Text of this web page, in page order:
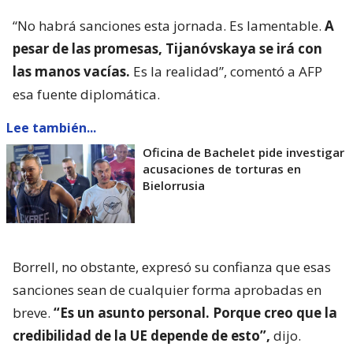
“No habrá sanciones esta jornada. Es lamentable. A
pesar de las promesas, Tijanóvskaya se irá con
las manos vacías. Es la realidad”, comentó a AFP
esa fuente diplomática.
Lee también...
Oficina de Bachelet pide investigar
acusaciones de torturas en
Bielorrusia
Borrell, no obstante, expresó su confianza que esas
sanciones sean de cualquier forma aprobadas en
breve. “Es un asunto personal. Porque creo que la
credibilidad de la UE depende de esto”, dijo.